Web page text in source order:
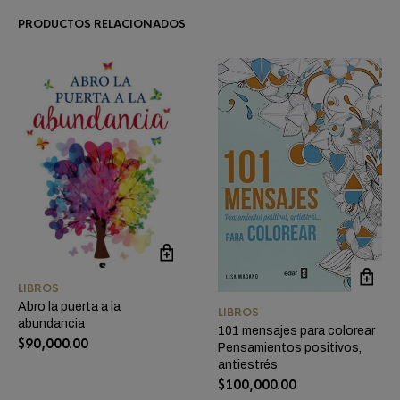
PRODUCTOS RELACIONADOS
LIBROS
Abro la puerta a la
abundancia
$90,000.00
LIBROS
101 mensajes para colorear
Pensamientos positivos,
antiestrés
$100,000.00